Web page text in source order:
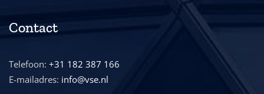
Contact
Telefoon: +31 182 387 166
E-mailadres: info@vse.nl